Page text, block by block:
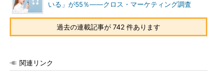
いる」が55％――クロス・マーケティング調査
過去の連載記事が 742 件あります
関連リンク